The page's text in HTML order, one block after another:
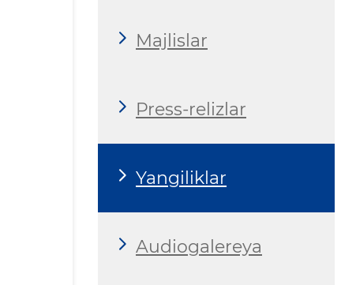
Majlislar
Press-relizlar
Yangiliklar
Audiogalereya